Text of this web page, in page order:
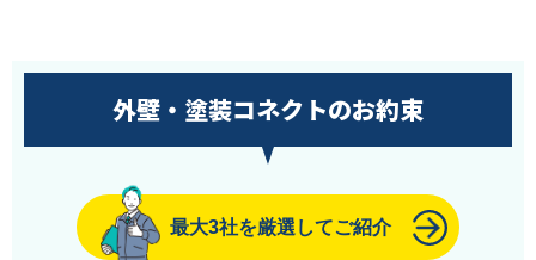
外壁・塗装コネクトのお約束
最大3社を厳選してご紹介